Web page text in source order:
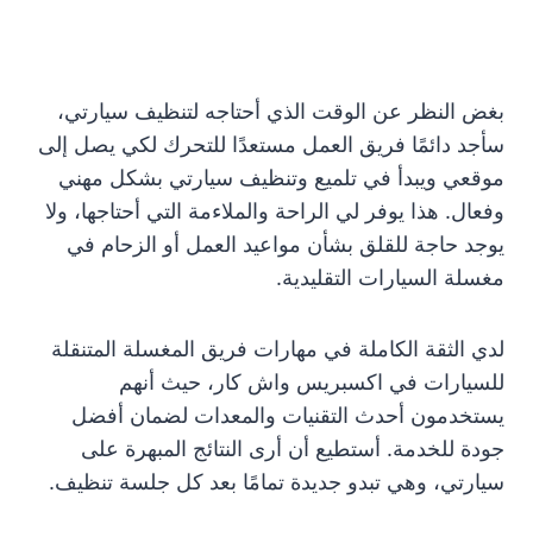
بغض النظر عن الوقت الذي أحتاجه لتنظيف سيارتي،
سأجد دائمًا فريق العمل مستعدًا للتحرك لكي يصل إلى
موقعي ويبدأ في تلميع وتنظيف سيارتي بشكل مهني
وفعال. هذا يوفر لي الراحة والملاءمة التي أحتاجها، ولا
يوجد حاجة للقلق بشأن مواعيد العمل أو الزحام في
مغسلة السيارات التقليدية.
لدي الثقة الكاملة في مهارات فريق المغسلة المتنقلة
للسيارات في اكسبريس واش كار، حيث أنهم
يستخدمون أحدث التقنيات والمعدات لضمان أفضل
جودة للخدمة. أستطيع أن أرى النتائج المبهرة على
سيارتي، وهي تبدو جديدة تمامًا بعد كل جلسة تنظيف.